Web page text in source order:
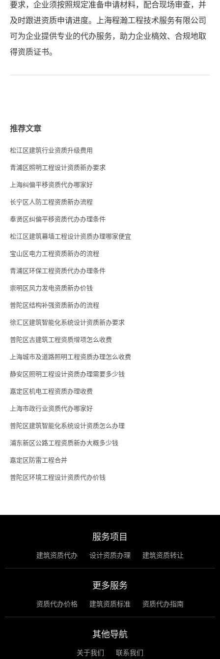
要求，企业须按照规定准备申请材料，配合现场审查，并
及时跟进资质申请进度。上海程瀚工程技术服务有限公司
可为企业提供专业的代办服务，助力企业槁效、合规地取
得资质证书。
推荐文章
松江区建筑行业资质升级费用
青浦区照明工程设计资质新办要求
上海纠偏平移资质代办哪家好
长宁区人防工程资质新办流程
奉贤区纠偏平移资质代办办理条件
松江区建筑幕墙工程设计资质办理哪家便宜
宝山区电力工程资质新办的流程
青浦区环保工程资质代办办理条件
崇明区风力发电资质新办价钱
普陀区结构补强资质新办的流程
徐汇区建筑智能化系统设计资质新办要求
普陀区古建筑工程资质增项怎么收费
上海城市及道路照明工程资质办理怎么收费
静安区照明工程设计资质办理需要多少钱
嘉定区机电工程资质办理收费
上海市政行业资质代办哪家好
普陀区建筑智能化系统设计资质怎么办理
浦东新区公路工程资质新办大概多少钱
嘉定区防雷工程合并
普陀区环境工程设计资质代办价钱
服务项目
建筑资质代办 设计资质办理 建筑资质转让
更多服务
资质代办价格 建筑资质标准 资质代办指南
其他导航
关于我们 联系我们